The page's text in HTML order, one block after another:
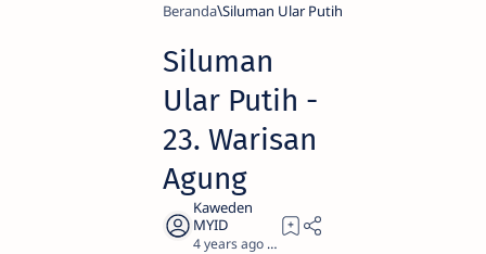
Beranda Siluman Ular Putih
Siluman
Ular Putih -
23. Warisan
Agung
4 years ago 0